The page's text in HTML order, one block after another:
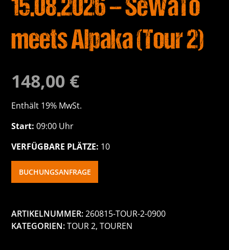
15.08.2026 – SeWaTo
meets Alpaka (Tour 2)
148,00 €
Enthält 19% MwSt.
Start: 09:00 Uhr
VERFÜGBARE PLÄTZE: 10
BUCHUNGSANFRAGE
ARTIKELNUMMER:260815-TOUR-2-0900
KATEGORIEN:TOUR 2,TOUREN